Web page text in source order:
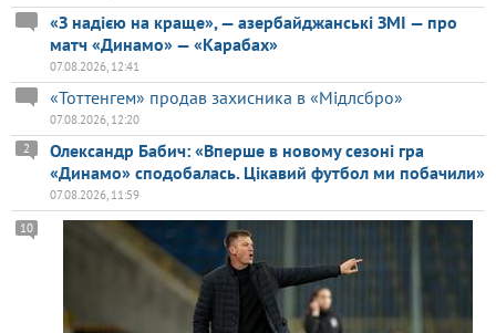
«З надією на краще», — азербайджанські ЗМІ — про
матч «Динамо» — «Карабах»
07.08.2026, 12:41
«Тоттенгем» продав захисника в «Мідлсбро»
07.08.2026, 12:20
Олександр Бабич: «Вперше в новому сезоні гра
«Динамо» сподобалась. Цікавий футбол ми побачили»
2
07.08.2026, 11:59
10